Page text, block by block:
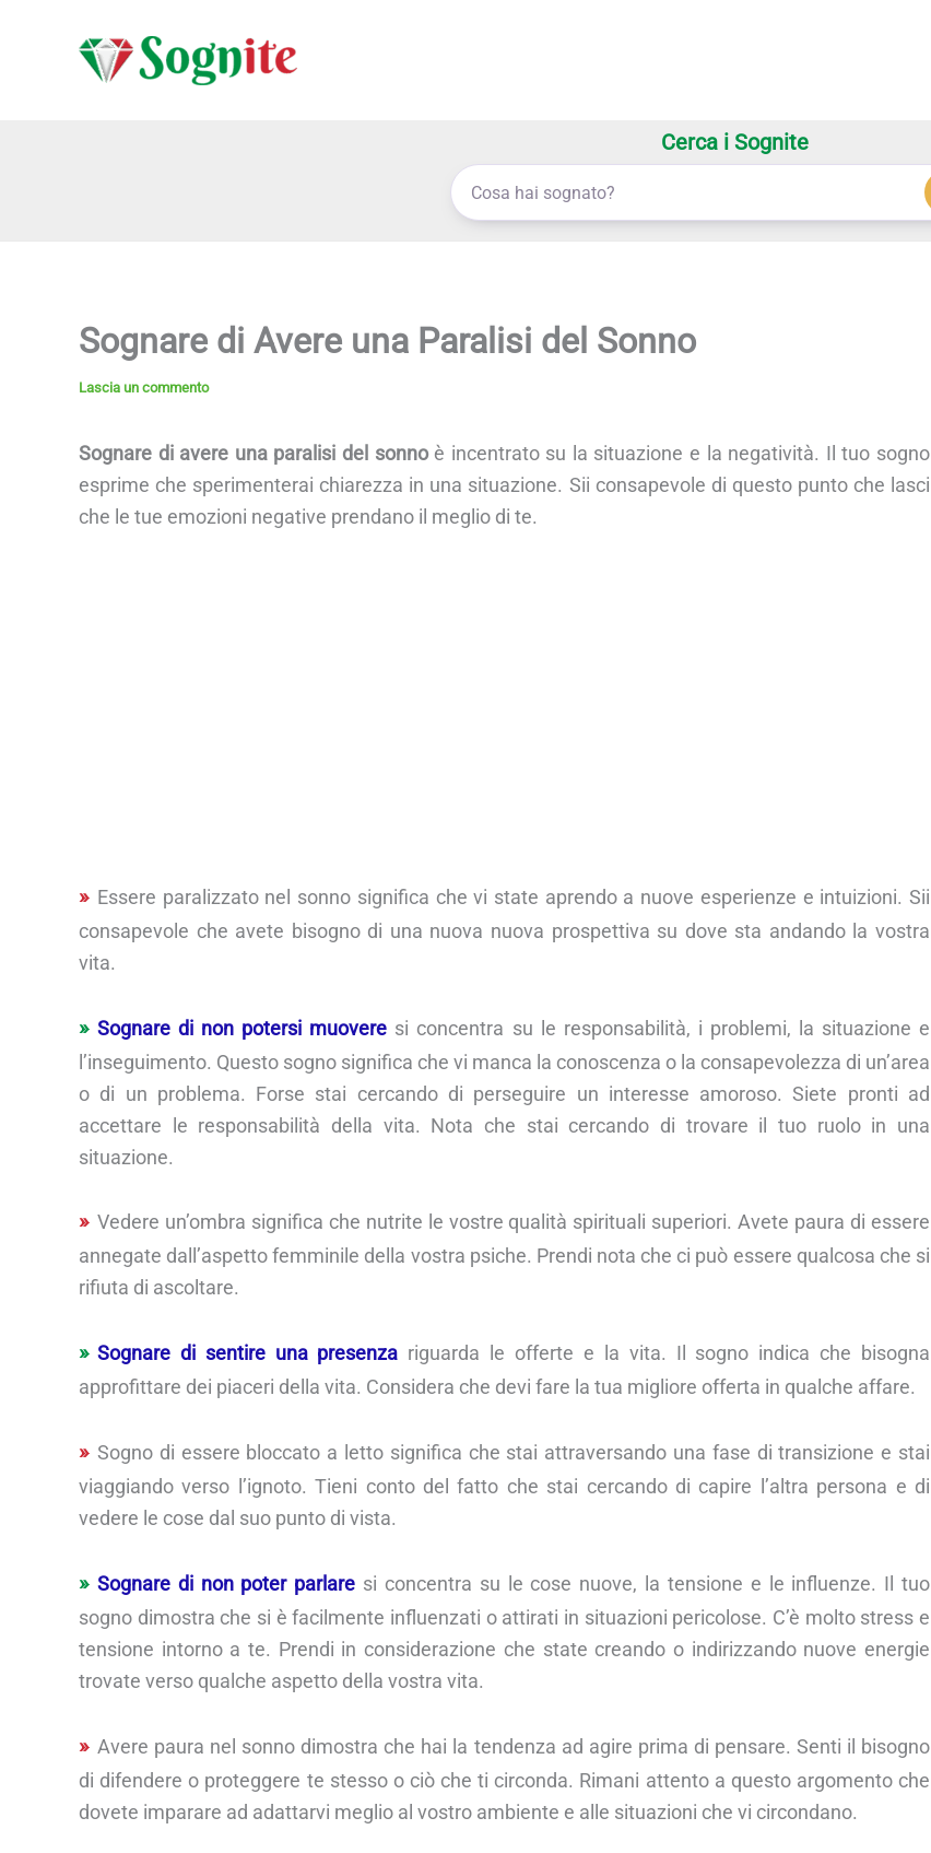
Cerca i Sognite
Sognare di Avere una Paralisi del Sonno
Lascia un commento
Sognare di avere una paralisi del sonnoè incentrato su la situazione e la negatività. Il tuo sogno
esprime che sperimenterai chiarezza in una situazione. Sii consapevole di questo punto che lasci
che le tue emozioni negative prendano il meglio di te.
Essere paralizzato nel sonno significa che vi state aprendo a nuove esperienze e intuizioni. Sii
consapevole che avete bisogno di una nuova nuova prospettiva su dove sta andando la vostra
vita.
Sognare di non potersi muovere si concentra su le responsabilità, i problemi, la situazione e
l’inseguimento. Questo sogno significa che vi manca la conoscenza o la consapevolezza di un’area
o di un problema. Forse stai cercando di perseguire un interesse amoroso. Siete pronti ad
accettare le responsabilità della vita. Nota che stai cercando di trovare il tuo ruolo in una
situazione.
Vedere un’ombra significa che nutrite le vostre qualità spirituali superiori. Avete paura di essere
annegate dall’aspetto femminile della vostra psiche. Prendi nota che ci può essere qualcosa che si
rifiuta di ascoltare.
Sognare di sentire una presenza riguarda le offerte e la vita. Il sogno indica che bisogna
approfittare dei piaceri della vita. Considera che devi fare la tua migliore offerta in qualche affare.
Sogno di essere bloccato a letto significa che stai attraversando una fase di transizione e stai
viaggiando verso l’ignoto. Tieni conto del fatto che stai cercando di capire l’altra persona e di
vedere le cose dal suo punto di vista.
Sognare di non poter parlare si concentra su le cose nuove, la tensione e le influenze. Il tuo
sogno dimostra che si è facilmente influenzati o attirati in situazioni pericolose. C’è molto stress e
tensione intorno a te. Prendi in considerazione che state creando o indirizzando nuove energie
trovate verso qualche aspetto della vostra vita.
Avere paura nel sonno dimostra che hai la tendenza ad agire prima di pensare. Senti il bisogno
di difendere o proteggere te stesso o ciò che ti circonda. Rimani attento a questo argomento che
dovete imparare ad adattarvi meglio al vostro ambiente e alle situazioni che vi circondano.